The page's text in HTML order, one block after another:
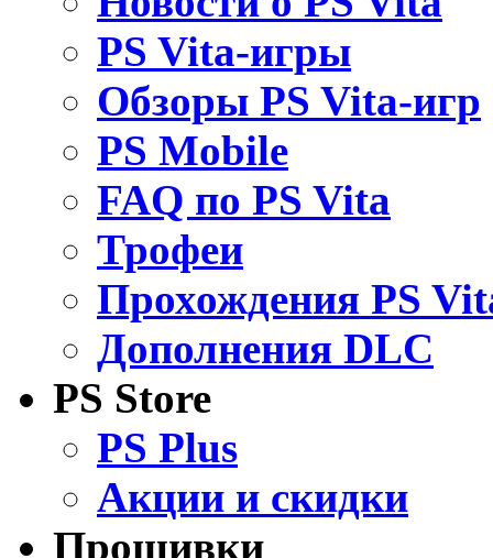
PS Vita-игры
Обзоры PS Vita-игр
PS Mobile
FAQ по PS Vita
Трофеи
Прохождения PS
Дополнения DLC
PS Store
PS Plus
Акции и скидки
Прошивки